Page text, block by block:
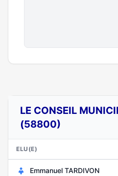
LE CONSEIL
(58800)
ELU(E)
Emmanuel TARDIVON